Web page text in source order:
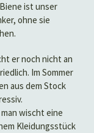
ist unser
ohne sie
er noch nicht an
Im Sommer
aus dem Stock
wischt eine
Kleidungsstück